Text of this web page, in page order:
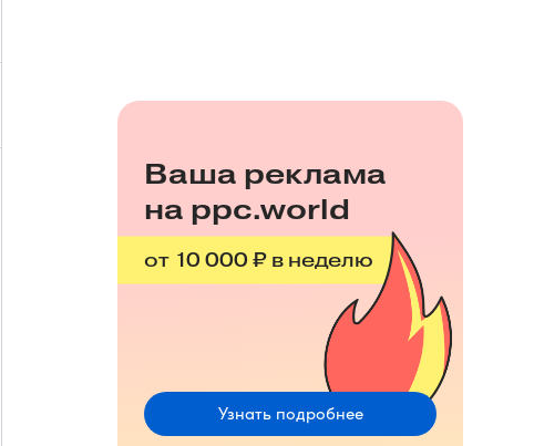
Ваша реклама
на ppc.world
от 10 000 ₽ в неделю
Узнать подробнее